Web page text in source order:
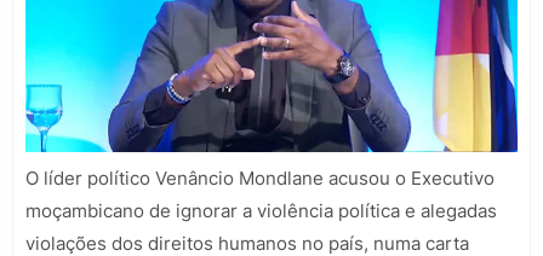
O líder político Venâncio Mondlane acusou o Executivo
moçambicano de ignorar a violência política e alegadas
violações dos direitos humanos no país, numa carta